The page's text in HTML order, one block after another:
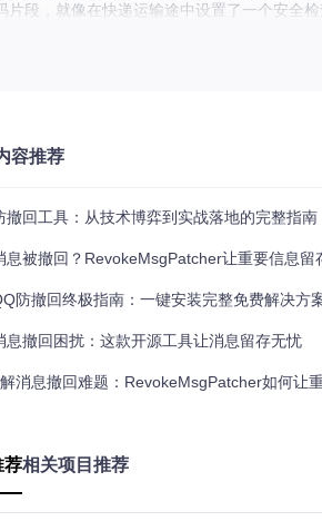
片段，就像在快递运输途中设置了一个安全
个房间，更换门锁，让自毁指令无法执行。
判断：将"如果收到撤回指令则删除消息"的条
：针对QQ主程序的二进制修改
容推荐
撤回工具：从技术博弈到实战落地的完整指南
息被撤回？RevokeMsgPatcher让重要信息留
防撤回终极指南：一键安装完整免费解决方
息撤回困扰：这款开源工具让消息留存无忧
消息撤回难题：RevokeMsgPatcher如何让重要对
荐相关项目推荐